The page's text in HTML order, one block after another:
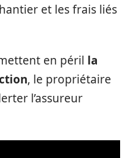
et les frais liés
en péril la
, le propriétaire
l’assureur